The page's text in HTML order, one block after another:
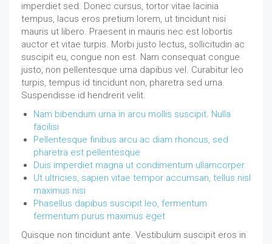
imperdiet sed. Donec cursus, tortor vitae lacinia
tempus, lacus eros pretium lorem, ut tincidunt nisi
mauris ut libero. Praesent in mauris nec est lobortis
auctor et vitae turpis. Morbi justo lectus, sollicitudin ac
suscipit eu, congue non est. Nam consequat congue
justo, non pellentesque urna dapibus vel. Curabitur leo
turpis, tempus id tincidunt non, pharetra sed urna.
Suspendisse id hendrerit velit.
Nam bibendum urna in arcu mollis suscipit. Nulla
facilisi
Pellentesque finibus arcu ac diam rhoncus, sed
pharetra est pellentesque
Duis imperdiet magna ut condimentum ullamcorper.
Ut ultricies, sapien vitae tempor accumsan, tellus nisl
maximus nisi
Phasellus dapibus suscipit leo, fermentum
fermentum purus maximus eget
Quisque non tincidunt ante. Vestibulum suscipit eros in